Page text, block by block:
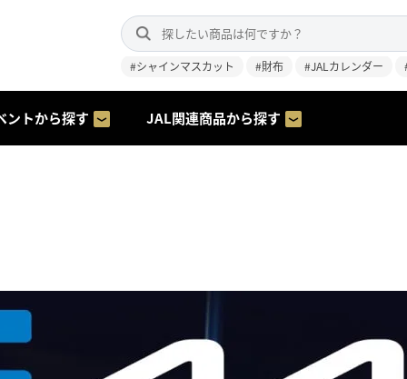
#シャインマスカット #財布 #JALカレンダー
ントから探す JAL関連商品から探す